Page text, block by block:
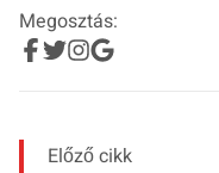
Megosztás:
Előző cikk